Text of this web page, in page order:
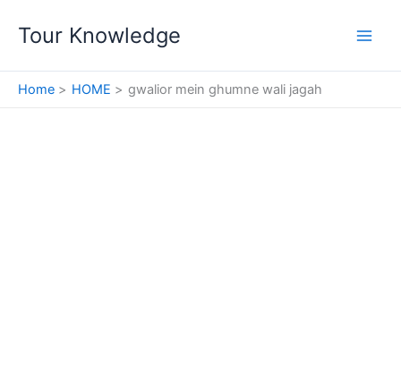
Tour Knowledge
Home HOME gwalior mein ghumne wali jagah